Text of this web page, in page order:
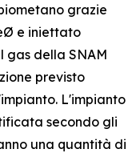
grazie
e iniettato
della SNAM
previsto
L'impianto
secondo gli
una quantità di